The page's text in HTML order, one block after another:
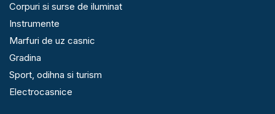
Corpuri si surse de iluminat
Instrumente
Marfuri de uz casnic
Gradina
Sport, odihna si turism
Electrocasnice